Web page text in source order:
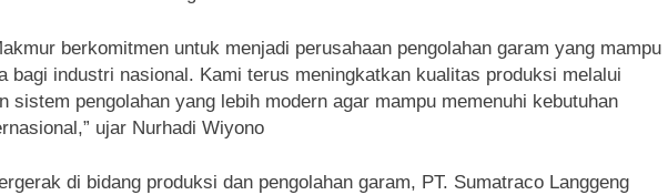
berkomitmen untuk menjadi perusahaan pengolahan garam yang mampu
bagi industri nasional. Kami terus meningkatkan kualitas produksi melalui
sistem pengolahan yang lebih modern agar mampu memenuhi kebutuhan
ujar Nurhadi Wiyono
di bidang produksi dan pengolahan garam, PT. Sumatraco Langgeng